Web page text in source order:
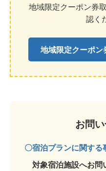
地域限定クーポン券
認く
地域限定クーポ
お問
〇宿泊プランに関する
対象宿泊施設へお問